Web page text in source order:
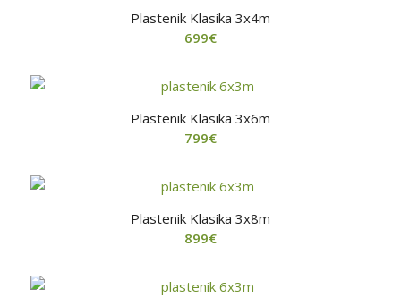
Plastenik Klasika 3x4m
699€
Plastenik Klasika 3x6m
799€
Plastenik Klasika 3x8m
899€